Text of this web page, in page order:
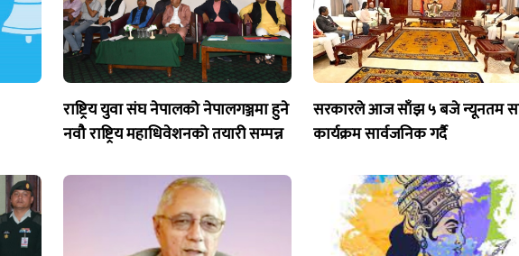
राष्ट्रिय युवा संघ नेपालको नेपालगञ्जमा हुने
नवौ राष्ट्रिय महाधिवेशनको तयारी सम्पन्न
सरकारले आज साँझ ५ बजे न्यूनतम
कार्यक्रम सार्वजनिक गर्दै